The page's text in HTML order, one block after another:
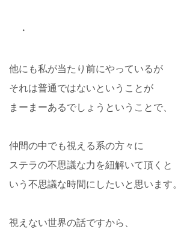
・
他にも私が当たり前にやっているが
それは普通ではないということが
まーまーあるでしょうということで、
仲間の中でも視える系の方々に
ステラの不思議な力を紐解いて頂くと
いう不思議な時間にしたいと思います。
視えない世界の話ですから、